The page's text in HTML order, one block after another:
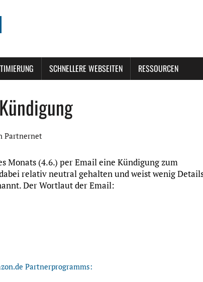
SCHNELLERE WEBSEITEN RESSOURCEN
Partnernet
Monats (4.6.) per Email eine Kündigung zum
relativ neutral gehalten und weist wenig
Der Wortlaut der Email:
Partnerprogramms: